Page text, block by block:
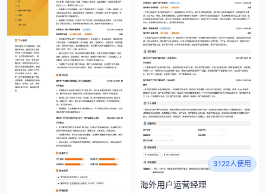
3122人使用
海外用户运营经理